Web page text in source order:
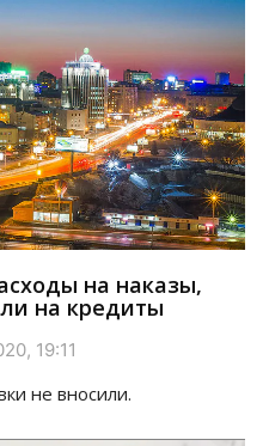
на наказы,
на кредиты
19:11
не вносили.